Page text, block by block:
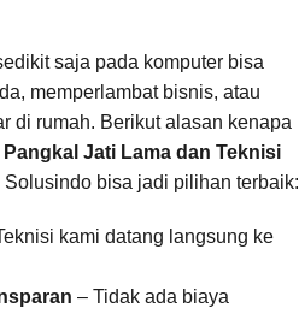
saja pada komputer bisa
memperlambat bisnis, atau
di rumah. Berikut alasan kenapa
Jati Lama dan Teknisi
Solusindo bisa jadi pilihan terbaik:
kami datang langsung ke
– Tidak ada biaya